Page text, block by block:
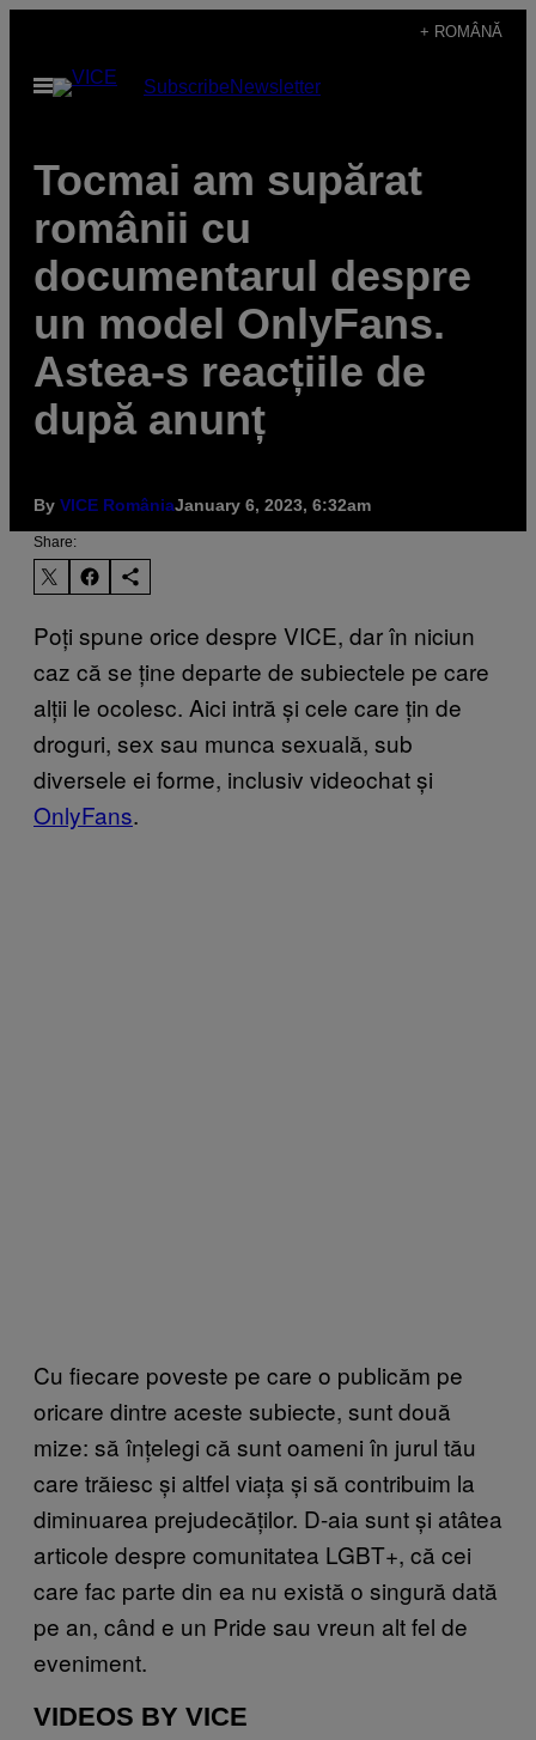
content
+ ROMÂNĂ
Open
Menu
SubscribeNewsletter
Tocmai am supărat
românii cu
documentarul despre
un model OnlyFans.
Astea-s reacțiile de
după anunț
By VICE RomâniaJanuary 6, 2023, 6:32am
Share:
Poți spune orice despre VICE, dar în niciun
caz că se ține departe de subiectele pe care
alții le ocolesc. Aici intră și cele care țin de
droguri, sex sau munca sexuală, sub
diversele ei forme, inclusiv videochat și
OnlyFans.
Cu fiecare poveste pe care o publicăm pe
oricare dintre aceste subiecte, sunt două
mize: să înțelegi că sunt oameni în jurul tău
care trăiesc și altfel viața și să contribuim la
diminuarea prejudecăților. D-aia sunt și atâtea
articole despre comunitatea LGBT+, că cei
care fac parte din ea nu există o singură dată
pe an, când e un Pride sau vreun alt fel de
eveniment.
VIDEOS BY VICE